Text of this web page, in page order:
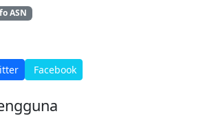
ASN
Facebook